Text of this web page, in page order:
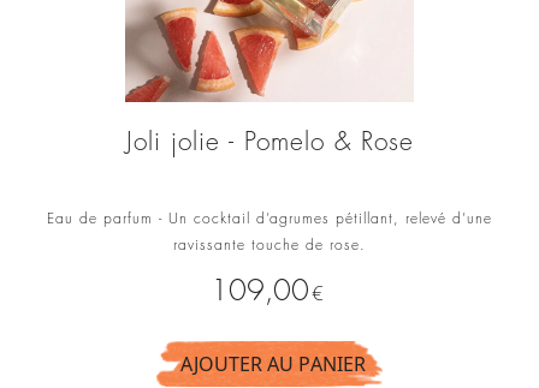
Joli jolie - Pomelo & Rose
Eau de parfum - Un cocktail d’agrumes pétillant, relevé d’une
ravissante touche de rose.
Prix
109,00€
AJOUTER AU PANIER